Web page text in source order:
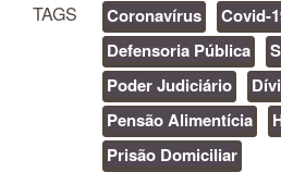
TAGS Coronavírus Covid-
Defensoria Pública
Poder Judiciário
Pensão Alimentícia
Prisão Domiciliar